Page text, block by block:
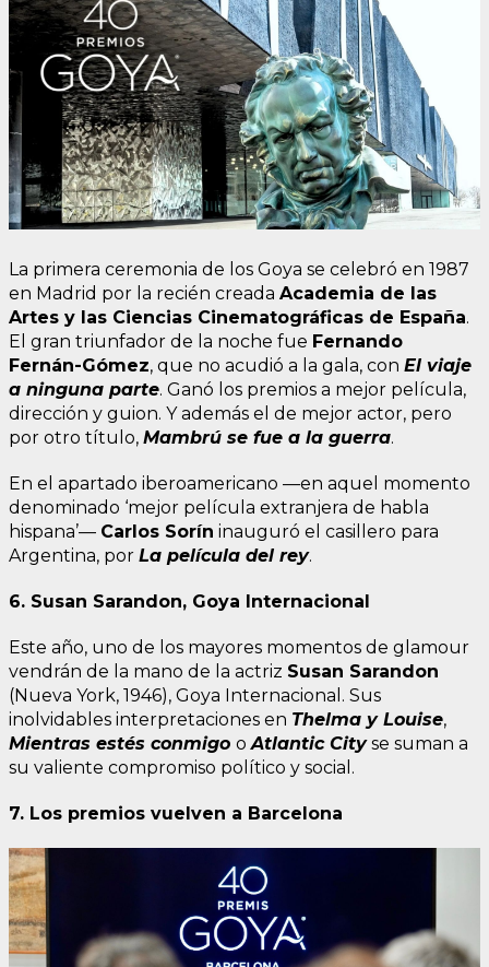
La primera ceremonia de los Goya se celebró en 1987
en Madrid por la recién creada Academia de las
Artes y las Ciencias Cinematográficas de España.
El gran triunfador de la noche fue Fernando
Fernán-Gómez, que no acudió a la gala, con El viaje
a ninguna parte. Ganó los premios a mejor película,
dirección y guion. Y además el de mejor actor, pero
por otro título, Mambrú se fue a la guerra.
En el apartado iberoamericano —en aquel momento
denominado ‘mejor película extranjera de habla
hispana’— Carlos Sorín inauguró el casillero para
Argentina, por La película del rey.
6. Susan Sarandon, Goya Internacional
Este año, uno de los mayores momentos de glamour
vendrán de la mano de la actriz Susan Sarandon
(Nueva York, 1946), Goya Internacional. Sus
inolvidables interpretaciones en Thelma y Louise,
Mientras estés conmigo oAtlantic Cityse suman a
su valiente compromiso político y social.
7. Los premios vuelven a Barcelona